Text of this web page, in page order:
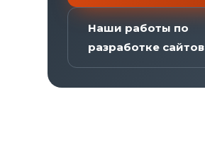
Наши работы по
разработке сайтов